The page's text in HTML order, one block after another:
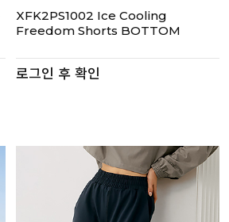
XFK2PS1002 Ice Cooling
Freedom Shorts BOTTOM
로그인 후 확인